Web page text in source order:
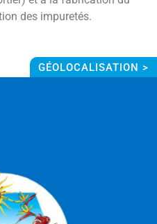
des impuretés.
GÉOLOCALISATION >